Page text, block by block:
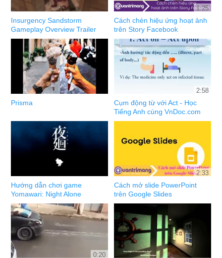
Insurgency Sandstorm
Gameplay Overview Trailer
1:25
Cách chèn hiệu ứng hoạt ảnh
trên Story Facebook
Prisma
2:58
Cụm động từ với Act - Học
Tiếng Anh cùng VnDoc.com
Hướng dẫn chơi game
Yomawari: Night Alone
2:33
Cách mở slide PowerPoint
trên Google Slides
0:20